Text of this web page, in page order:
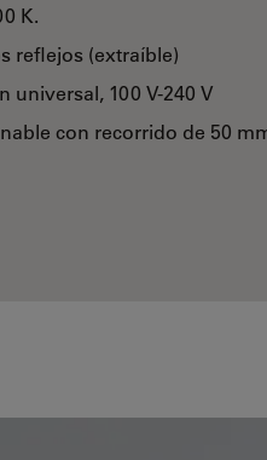
K.
reflejos (extraíble)
universal, 100 V-240 V
con recorrido de 50